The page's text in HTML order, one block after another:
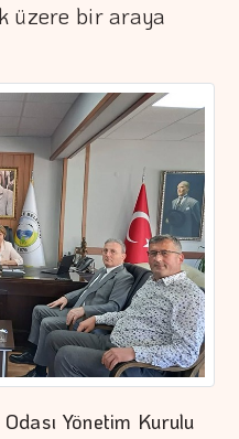
üzere bir araya
Yönetim Kurulu